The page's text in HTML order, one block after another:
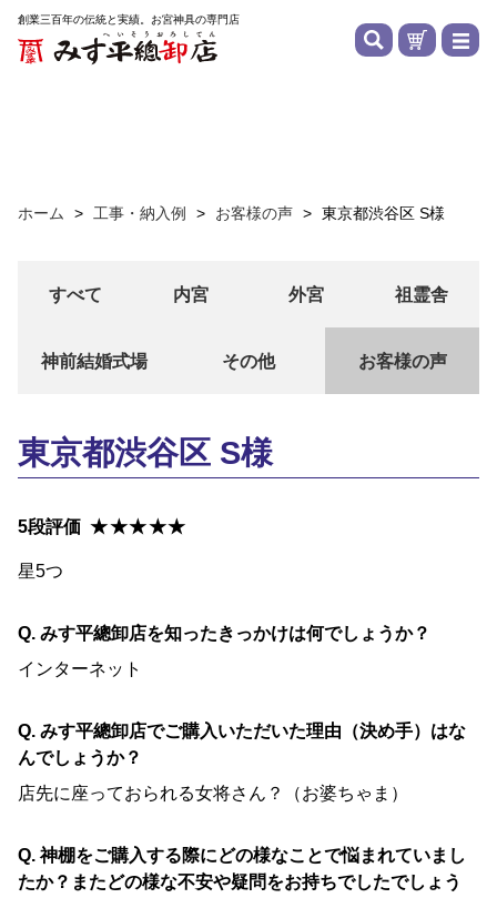
創業三百年の伝統と実績。お宮神具の専門店
ホーム > 工事・納入例 > お客様の声 > 東京都渋谷区 S様
すべて 内宮 外宮 祖霊舎
神前結婚式場 その他 お客様の声
東京都渋谷区 S様
5段評価 ★★★★★
星5つ
Q. みす平總卸店を知ったきっかけは何でしょうか？
インターネット
Q. みす平總卸店でご購入いただいた理由（決め手）はな
んでしょうか？
店先に座っておられる女将さん？（お婆ちゃま）
Q. 神棚をご購入する際にどの様なことで悩まれていまし
たか？またどの様な不安や疑問をお持ちでしたでしょう